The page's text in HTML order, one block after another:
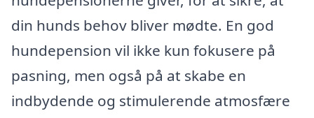
din hunds behov bliver mødte. En god
hundepension vil ikke kun fokusere på
pasning, men også på at skabe en
indbydende og stimulerende atmosfære